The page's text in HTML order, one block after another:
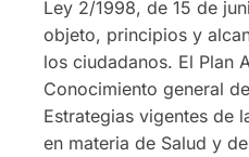
Ley 2/1998, de 15 de
objeto, principios y
los ciudadanos. El Plan
Conocimiento general
Estrategias vigentes de
en materia de Salud y